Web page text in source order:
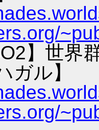
】世
ガル】